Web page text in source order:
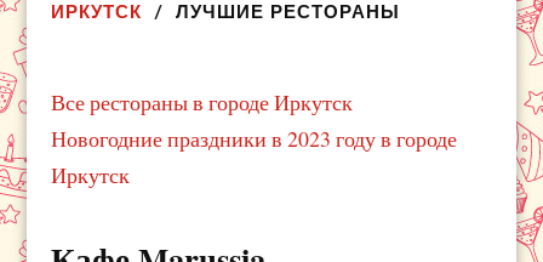
ИРКУТСК
ЛУЧШИЕ РЕСТОРАНЫ
Все рестораны в городе Иркутск
Новогодние праздники в 2023 году в городе
Иркутск